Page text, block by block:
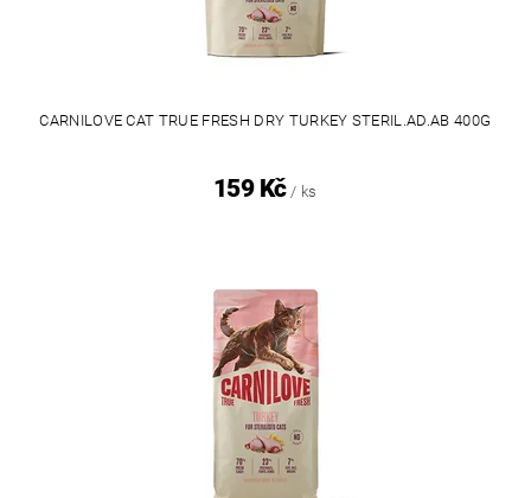
CARNILOVE CAT TRUE FRESH DRY TURKEY STERIL.AD.AB 400G
159 Kč / ks